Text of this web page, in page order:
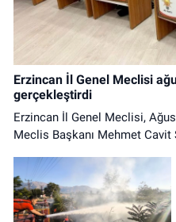
Erzincan İl Genel Meclisi
gerçekleştirdi
Erzincan İl Genel Meclisi,
Meclis Başkanı Mehmet Cavit
karara bağlandı.